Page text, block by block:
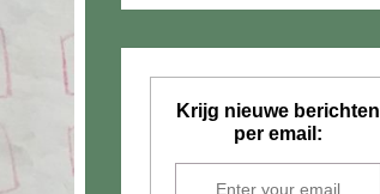
Krijg nieuwe berichten
per email: